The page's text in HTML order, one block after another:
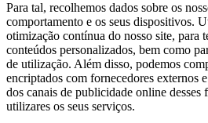
Para tal, recolhemos dados sobre os
comportamento e os seus dispositivos.
otimização contínua do nosso site, para
conteúdos personalizados, bem como
de utilização. Além disso, podemos
encriptados com fornecedores externos
dos canais de publicidade online desses
utilizares os seus serviços.